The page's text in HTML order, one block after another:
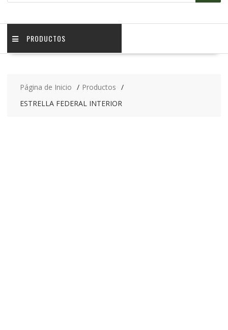
PRODUCTOS
Página de Inicio
Productos
ESTRELLA FEDERAL INTERIOR